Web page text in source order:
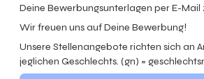
Deine Bewerbungsunterlagen per E-Mail
Wir freuen uns auf Deine Bewerbung!
Unsere Stellenangebote richten sich an
jeglichen Geschlechts. (gn) =